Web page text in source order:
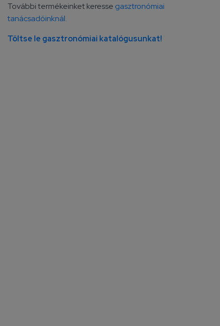
További termékeinket keresse gasztronómiai
tanácsadóinknál.
Töltse le gasztronómiai katalógusunkat!